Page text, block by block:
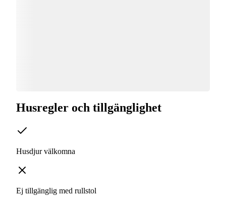
Husregler och tillgänglighet
Husdjur välkomna
Ej tillgänglig med rullstol